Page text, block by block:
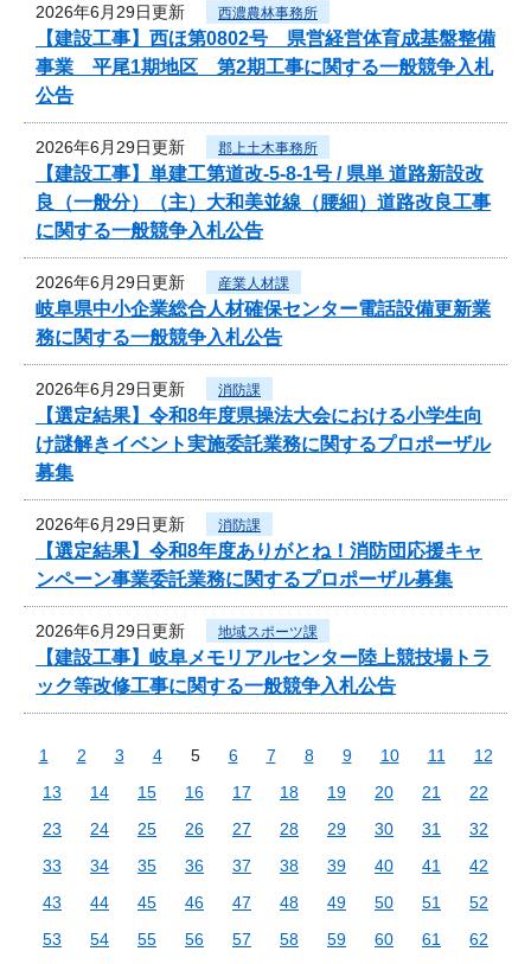
2026年6月29日更新 西濃農林事務所
【建設工事】西ほ第0802号 県営経営体育成基盤整備
事業 平尾1期地区 第2期工事に関する一般競争入札
公告
2026年6月29日更新 郡上土木事務所
【建設工事】単建工第道改-5-8-1号 / 県単 道路新設改
良（一般分）（主）大和美並線（腰細）道路改良工事
に関する一般競争入札公告
2026年6月29日更新 産業人材課
岐阜県中小企業総合人材確保センター電話設備更新業
務に関する一般競争入札公告
2026年6月29日更新 消防課
【選定結果】令和8年度県操法大会における小学生向
け謎解きイベント実施委託業務に関するプロポーザル
募集
2026年6月29日更新 消防課
【選定結果】令和8年度ありがとね！消防団応援キャ
ンペーン事業委託業務に関するプロポーザル募集
2026年6月29日更新 地域スポーツ課
【建設工事】岐阜メモリアルセンター陸上競技場トラ
ック等改修工事に関する一般競争入札公告
1 2 3 4 5 6 7 8 9 10 11
12
13
14 15 16 17 18 19 20 21
22
23
24 25 26 27 28 29 30 31
32
33
34 35 36 37 38 39 40 41
42
43
44 45 46 47 48 49 50 51
52
53
54 55 56 57 58 59 60 61
62